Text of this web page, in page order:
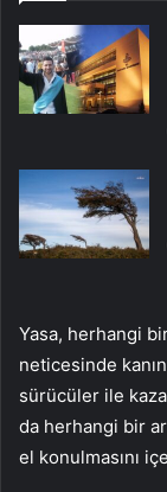
Yasa, herhangi
neticesinde
sürücüler ile
da herhangi bir
el konulmasını